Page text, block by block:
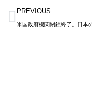
Prev
PREVIOUS